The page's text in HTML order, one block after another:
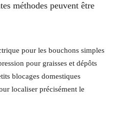
méthodes peuvent être
pour les bouchons simples
pour graisses et dépôts
blocages domestiques
localiser précisément le